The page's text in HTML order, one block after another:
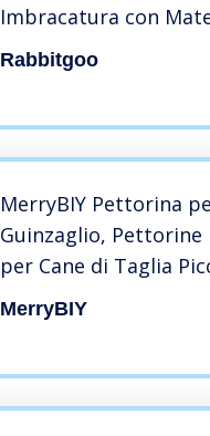
Imbracatura con
Durevole e
comoda per la Corsa,
Rabbitgoo
MerryBIY Pettorina
Guinzaglio, Pettorine
per Cane di Taglia
e Grande, Imbracatura
Traspirante Pet Gilet
MerryBIY